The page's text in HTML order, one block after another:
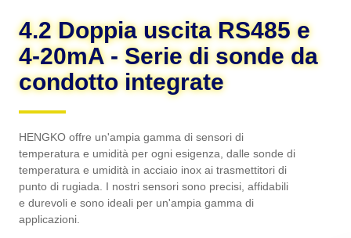
4.2 Doppia uscita RS485 e
4-20mA - Serie di sonde da
condotto integrate
HENGKO offre un'ampia gamma di sensori di
temperatura e umidità per ogni esigenza, dalle sonde di
temperatura e umidità in acciaio inox ai trasmettitori di
punto di rugiada. I nostri sensori sono precisi, affidabili
e durevoli e sono ideali per un'ampia gamma di
applicazioni.